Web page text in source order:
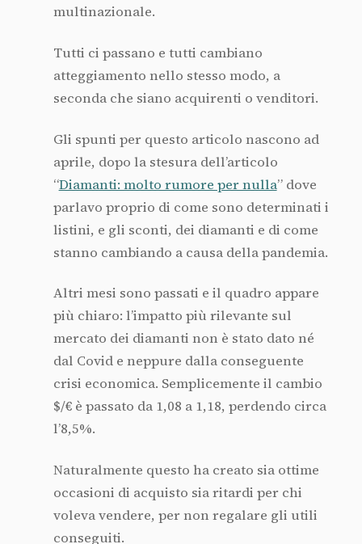
multinazionale.
Tutti ci passano e tutti cambiano
atteggiamento nello stesso modo, a
seconda che siano acquirenti o venditori.
Gli spunti per questo articolo nascono ad
aprile, dopo la stesura dell’articolo
“Diamanti: molto rumore per nulla” dove
parlavo proprio di come sono determinati i
listini, e gli sconti, dei diamanti e di come
stanno cambiando a causa della pandemia.
Altri mesi sono passati e il quadro appare
più chiaro: l’impatto più rilevante sul
mercato dei diamanti non è stato dato né
dal Covid e neppure dalla conseguente
crisi economica. Semplicemente il cambio
$/€ è passato da 1,08 a 1,18, perdendo circa
l’8,5%.
Naturalmente questo ha creato sia ottime
occasioni di acquisto sia ritardi per chi
voleva vendere, per non regalare gli utili
conseguiti.